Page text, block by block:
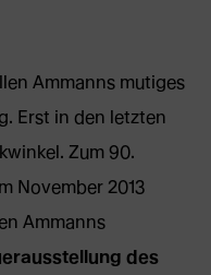
Ammanns mutiges
Erst in den letzten
Zum 90.
November 2013
Ammanns
des